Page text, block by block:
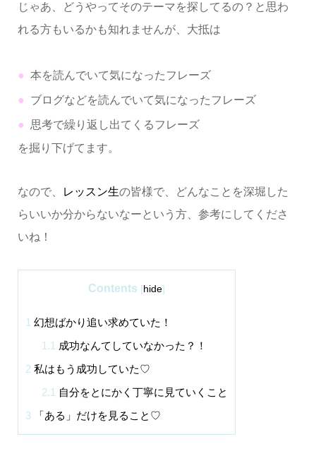
じゃあ、どうやってそのテーマを探してるの？と思わ
れる方もいるかも知れませんが、大抵は
本を読んでいて気になったフレーズ
ブログなどを読んでいて気になったフレーズ
思考で繰り返し出てくるフレーズ
を掘り下げてます。
なので、 レッスン生の皆様で、どんなことを深堀した
らいいか分からないなーという方、参考にしてくださ
いね！
Contents [hide]
1幻想ばかり追い求めていた！
1.1成功なんてしていなかった？！
2私はもう成功していた♡
2.1自分をとにかく丁寧に見ていくこと
3「ある」だけを見ること♡